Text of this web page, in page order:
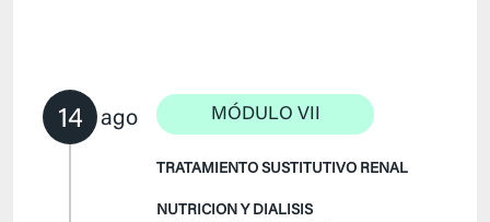
14 ago MÓDULO VII
TRATAMIENTO SUSTITUTIVO RENAL
NUTRICION Y DIALISIS